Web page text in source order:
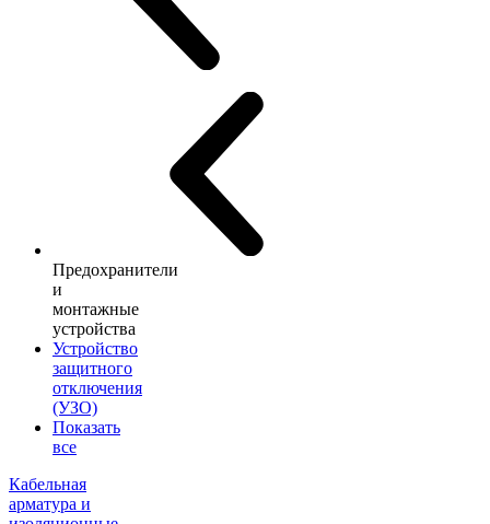
Предохранители
и
монтажные
устройства
Устройство
защитного
отключения
(УЗО)
Показать
все
Кабельная
арматура и